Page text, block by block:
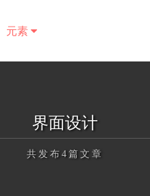
元素
界面设计
共发布4篇文章